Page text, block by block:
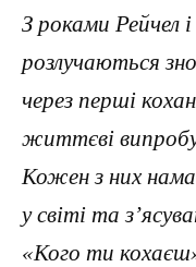
З роками Рейчел
розлучаються
через перші
життєві
Кожен з них
у світі та
«Кого ти